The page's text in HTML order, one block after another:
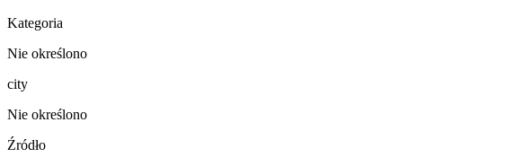
Kategoria
Nie określono
city
Nie określono
Źródło